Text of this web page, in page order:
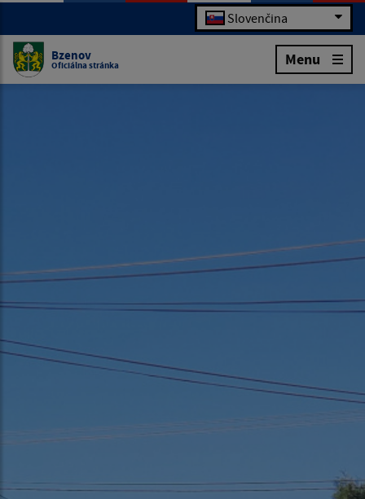
Slovenčina
Bzenov
Oficiálna stránka Menu